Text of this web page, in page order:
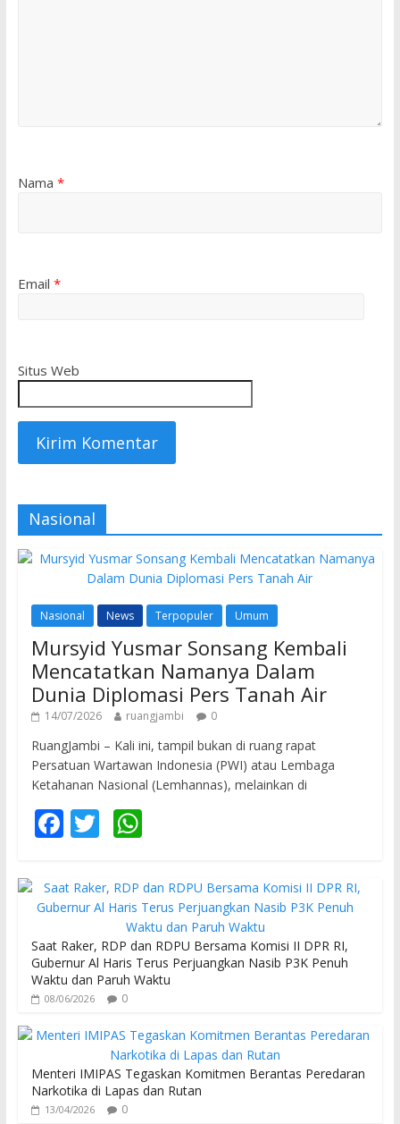
Nama *
Email *
Situs Web
Nasional
Nasional News Terpopuler Umum
Mursyid Yusmar Sonsang Kembali
Mencatatkan Namanya Dalam
Dunia Diplomasi Pers Tanah Air
14/07/2026 ruangjambi 0
RuangJambi – Kali ini, tampil bukan di ruang rapat
Persatuan Wartawan Indonesia (PWI) atau Lembaga
Ketahanan Nasional (Lemhannas), melainkan di
F
e
b
o
o
k
T
itt
er
W
at
s
A
p
p
Saat Raker, RDP dan RDPU Bersama Komisi II DPR RI,
Gubernur Al Haris Terus Perjuangkan Nasib P3K Penuh
Waktu dan Paruh Waktu
08/06/2026 0
Menteri IMIPAS Tegaskan Komitmen Berantas Peredaran
Narkotika di Lapas dan Rutan
13/04/2026 0